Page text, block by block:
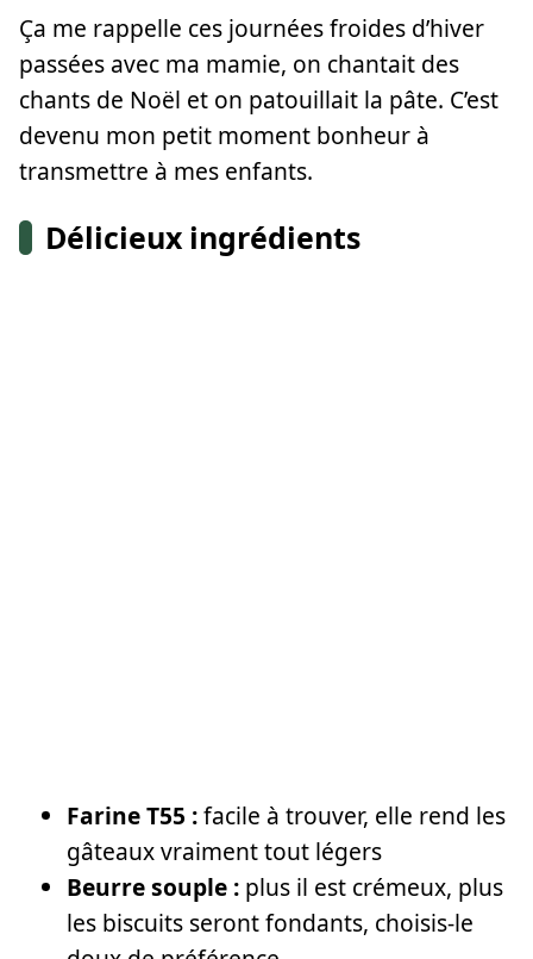
Ça me rappelle ces journées froides d’hiver
passées avec ma mamie, on chantait des
chants de Noël et on patouillait la pâte. C’est
devenu mon petit moment bonheur à
transmettre à mes enfants.
Délicieux ingrédients
Farine T55 :facile à trouver, elle rend les
gâteaux vraiment tout légers
Beurre souple : plus il est crémeux, plus
les biscuits seront fondants, choisis-le